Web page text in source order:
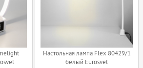
Настольная лампа Flex 80429/1
белый Eurosvet